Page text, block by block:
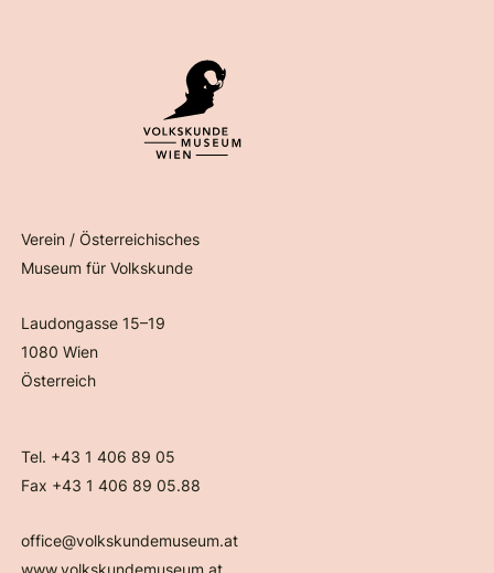
Verein / Österreichisches
Museum für Volkskunde
Laudongasse 15–19
1080 Wien
Österreich
Tel. +43 1 406 89 05
Fax +43 1 406 89 05.88
office@volkskundemuseum.at
www.volkskundemuseum.at